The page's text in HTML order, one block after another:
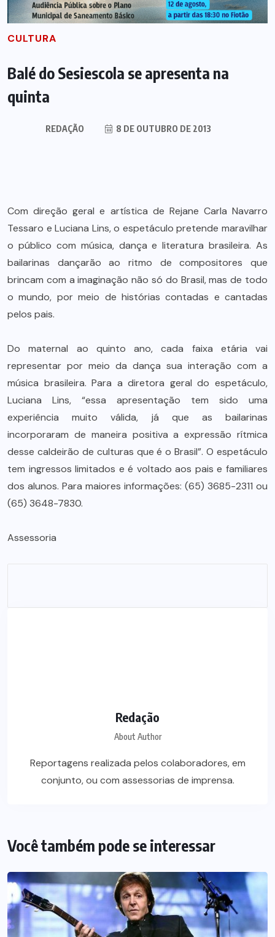
CULTURA
Balé do Sesiescola se apresenta na
quinta
REDAÇÃO 8 DE OUTUBRO DE 2013
Com direção geral e artística de Rejane Carla Navarro
Tessaro e Luciana Lins, o espetáculo pretende maravilhar
o público com música, dança e literatura brasileira. As
bailarinas dançarão ao ritmo de compositores que
brincam com a imaginação não só do Brasil, mas de todo
o mundo, por meio de histórias contadas e cantadas
pelos pais.
Do maternal ao quinto ano, cada faixa etária vai
representar por meio da dança sua interação com a
música brasileira. Para a diretora geral do espetáculo,
Luciana Lins, “essa apresentação tem sido uma
experiência muito válida, já que as bailarinas
incorporaram de maneira positiva a expressão rítmica
desse caldeirão de culturas que é o Brasil”. O espetáculo
tem ingressos limitados e é voltado aos pais e familiares
dos alunos. Para maiores informações: (65) 3685-2311 ou
(65) 3648-7830.
Assessoria
Redação
About Author
Reportagens realizada pelos colaboradores, em
conjunto, ou com assessorias de imprensa.
Você também pode se interessar